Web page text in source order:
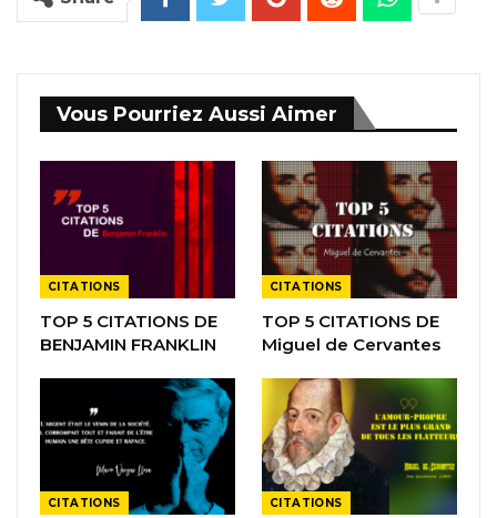
Vous Pourriez Aussi Aimer
CITATIONS
TOP 5 CITATIONS DE
BENJAMIN FRANKLIN
CITATIONS
TOP 5 CITATIONS DE
Miguel de Cervantes
CITATIONS CITATIONS